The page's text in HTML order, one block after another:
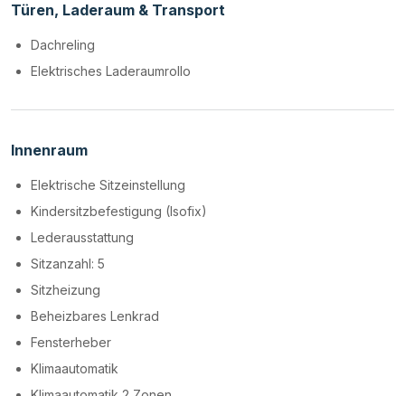
Türen, Laderaum & Transport
Dachreling
Elektrisches Laderaumrollo
Innenraum
Elektrische Sitzeinstellung
Kindersitzbefestigung (Isofix)
Lederausstattung
Sitzanzahl: 5
Sitzheizung
Beheizbares Lenkrad
Fensterheber
Klimaautomatik